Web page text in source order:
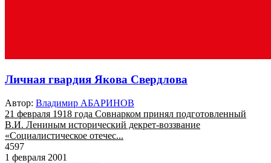
Личная гвардия Якова Свердлова
Автор: Владимир АБАРИНОВ
21 февраля 1918 года Совнарком принял подготовленный
В.И. Лениным исторический декрет-воззвание
«Социалистическое отечес...
4597
1 февраля 2001